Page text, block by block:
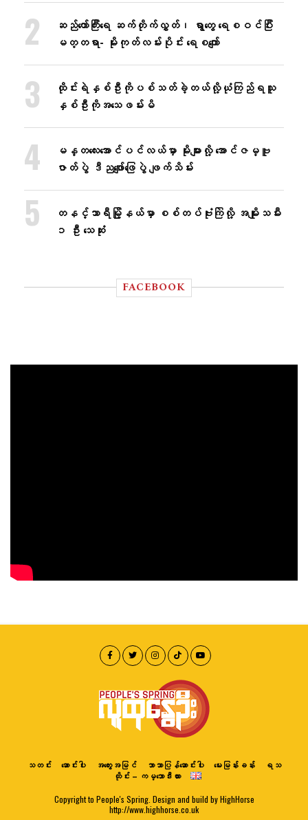
ဆည်တော်ကြီးရေ ဆက်တိုက်လွှတ်၊ ရွာတွေ ရေစဝင်ပြီး
မတ္တရာ- မိုးကုတ်လမ်းပိုင်း ရေစကျော်
ထိုင်းရဲနှစ်ဦးကိုပစ်သတ်ခဲ့တယ်လို့ယုံကြည်ရသူ
နှစ်ဦးကိုအသေဖမ်းမိ
မန္တလေးအောင်ပင်လယ်မှာ မိုးများလို့ အောင်ဇမ္ဗူ
ဇာတ်ပွဲ ဒီညဖျော်ဖြေပွဲ ဖျက်သိမ်း
တနင်္သာရီမြို့နယ်မှာ စစ်တပ်ဗုံးကြဲလို့ အမျိုးသမီး
၁ ဦး သေဆုံး
FACEBOOK
သတင်း ဆောင်းပါး အတွေးအမြင် ဘာသာပြန်ဆောင်းပါး မေးမြန်းခန်း
ရသ
ထိုင်း – ကမ္ဘောဒီးယား
Copyright to People's Spring. Design and build by HighHorse
http://www.highhorse.co.uk